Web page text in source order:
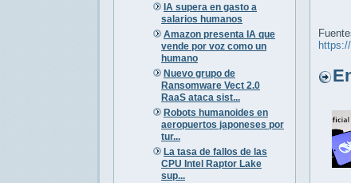
IA supera en gasto a
salarios humanos
Amazon presenta IA que
vende por voz como un
humano
Nuevo grupo de
Ransomware Vect 2.0
RaaS ataca sist...
Robots humanoides en
aeropuertos japoneses por
tur...
La tasa de fallos de las
CPU Intel Raptor Lake
sup...